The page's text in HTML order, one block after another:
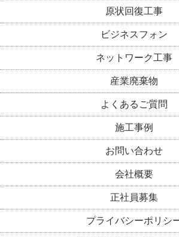
原状回復工事
ビジネスフォン
ネットワーク工事
産業廃棄物
よくあるご質問
施工事例
お問い合わせ
会社概要
正社員募集
プライバシーポリシ